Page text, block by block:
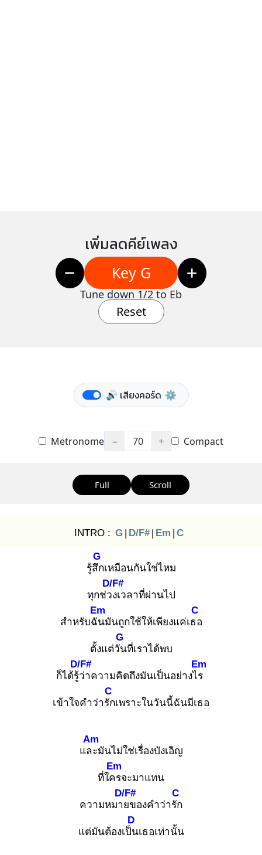
เพิ่มลดคีย์เพลง
Key G
Tune down 1/2 to Eb
Reset
🔊 เสียงคอร์ด ⚙️
Metronome − 70 + Compact
Full Scroll
INTRO : G | D/F# | Em | C
รู้สึก
G
เหมือนกันใช่ไหม
ทุกช่วง
D/F#
เวลาที่ผ่านไป
สำหรับฉัน
Em
มันถูกใช้ให้เพียงแค่เธอ
C
ตั้งแต่วัน
G
ที่เราได้พบ
ก็ได้รู้ว่
D/F#
าความคิดถึงมันเป็นอย่างไร
Em
เข้าใจคำว่ารัก
C
เพราะในวันนี้ฉันมีเธอ
และ
Am
มันไม่ใช่เรื่องบังเอิญ
ที่ใคร
Em
จะมาแทน
ความหมาย
D/F#
ของคำว่ารัก
C
แต่มันต้องเป็น
D
เธอเท่านั้น